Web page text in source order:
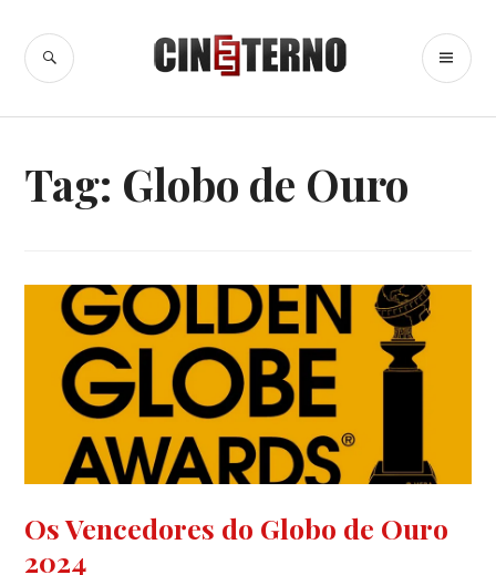
para
conteúdo
Cine Eterno
BUSCA
Tag: Globo de Ouro
GLOBO
DE
OURO
Os Vencedores do Globo de Ouro
2024